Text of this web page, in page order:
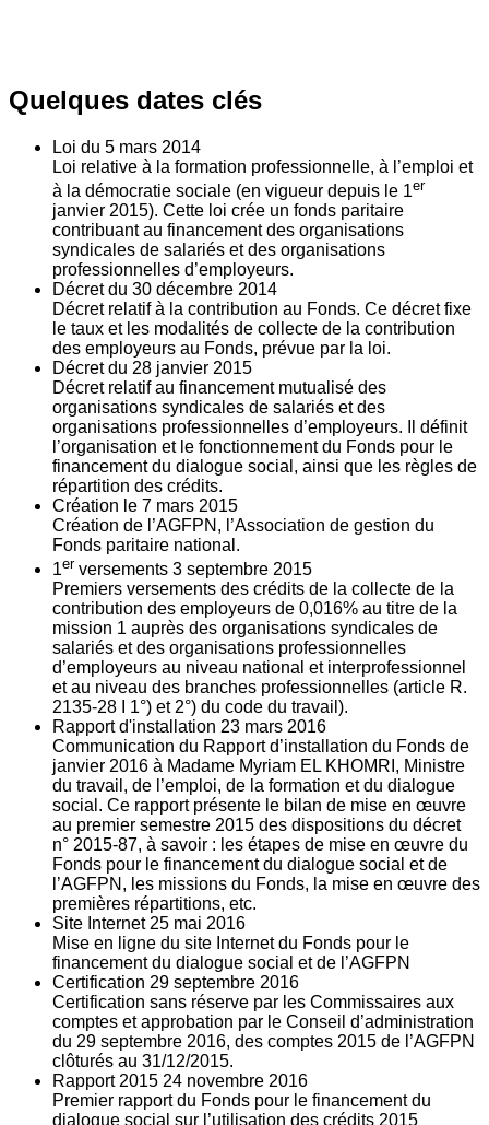
Quelques dates clés
Loi du 5 mars 2014
Loi relative à la formation professionnelle, à l’emploi et
à la démocratie sociale (en vigueur depuis le 1er
janvier 2015). Cette loi crée un fonds paritaire
contribuant au financement des organisations
syndicales de salariés et des organisations
professionnelles d’employeurs.
Décret du 30 décembre 2014
Décret relatif à la contribution au Fonds. Ce décret fixe
le taux et les modalités de collecte de la contribution
des employeurs au Fonds, prévue par la loi.
Décret du 28 janvier 2015
Décret relatif au financement mutualisé des
organisations syndicales de salariés et des
organisations professionnelles d’employeurs. Il définit
l’organisation et le fonctionnement du Fonds pour le
financement du dialogue social, ainsi que les règles de
répartition des crédits.
Création le 7 mars 2015
Création de l’AGFPN, l’Association de gestion du
Fonds paritaire national.
1er versements 3 septembre 2015
Premiers versements des crédits de la collecte de la
contribution des employeurs de 0,016% au titre de la
mission 1 auprès des organisations syndicales de
salariés et des organisations professionnelles
d’employeurs au niveau national et interprofessionnel
et au niveau des branches professionnelles (article R.
2135‐28 I 1°) et 2°) du code du travail).
Rapport d'installation 23 mars 2016
Communication du Rapport d’installation du Fonds de
janvier 2016 à Madame Myriam EL KHOMRI, Ministre
du travail, de l’emploi, de la formation et du dialogue
social. Ce rapport présente le bilan de mise en œuvre
au premier semestre 2015 des dispositions du décret
n° 2015-87, à savoir : les étapes de mise en œuvre du
Fonds pour le financement du dialogue social et de
l’AGFPN, les missions du Fonds, la mise en œuvre des
premières répartitions, etc.
Site Internet 25 mai 2016
Mise en ligne du site Internet du Fonds pour le
financement du dialogue social et de l’AGFPN
Certification 29 septembre 2016
Certification sans réserve par les Commissaires aux
comptes et approbation par le Conseil d’administration
du 29 septembre 2016, des comptes 2015 de l’AGFPN
clôturés au 31/12/2015.
Rapport 2015 24 novembre 2016
Premier rapport du Fonds pour le financement du
dialogue social sur l’utilisation des crédits 2015